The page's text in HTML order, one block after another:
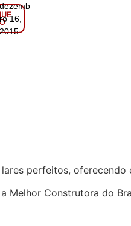
dezemb
ro 16,
2015
perfeitos,
Melhor Construtora do